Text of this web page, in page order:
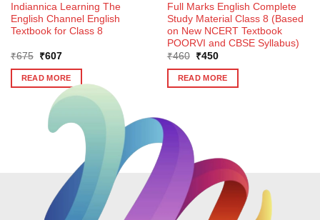
Indiannica Learning The
English Channel English
Textbook for Class 8
₹675
Original
was:
₹675.
₹607Current
is:
₹607.
READ MORE
Full Marks English Complete
Study Material Class 8 (Based
on New NCERT Textbook
POORVI and CBSE Syllabus)
₹460
Original
was:
₹460.
₹450Current
is:
₹450.
READ MORE